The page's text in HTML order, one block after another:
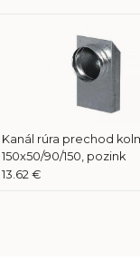
Kanál rúra prechod
150x50/90/150, pozink
13.62 €